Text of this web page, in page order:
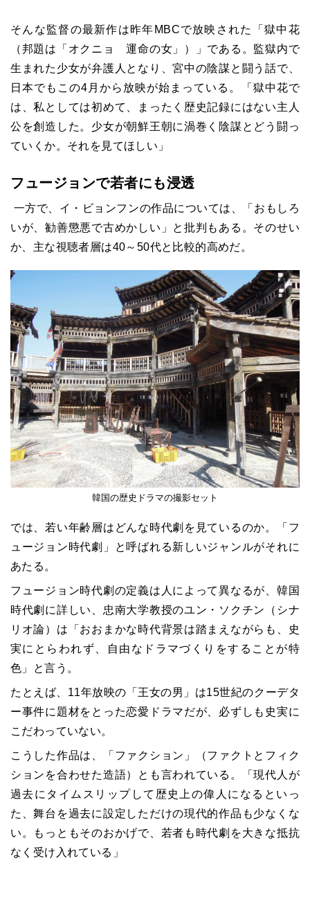
そんな監督の最新作は昨年 MBCで放映された「獄中花
（邦題は「オクニョ 運命の女」）」である。監獄内で
生まれた少女が弁護人となり、宮中の陰謀と闘う話で、
日本でもこの4 月から放映が始まっている。「獄中花で
は、私としては初めて、まったく歴史記録にはない主人
公を創造した。少女が朝鮮王朝に渦巻く陰謀とどう闘っ
ていくか。それを見てほしい」
フュージョンで若者にも浸透
一方で、イ・ビョンフンの作品については、「おもしろ
いが、勧善懲悪で古めかしい」と批判もある。そのせい
か、主な視聴者層は40～ 50代と比較的高めだ。
韓国の歴史ドラマの撮影セット
では、若い年齢層はどんな時代劇を見ているのか。「フ
ュージョン時代劇」と呼ばれる新しいジャンルがそれに
あたる。
フュージョン時代劇の定義は人によって異なるが、韓国
時代劇に詳しい、忠南大学教授のユン・ソクチン（シナ
リオ論）は「おおまかな時代背景は踏まえながらも、史
実にとらわれず、自由なドラマづくりをすることが特
色」と言う。
たとえば、 11年放映の「王女の男」は15世紀のクーデタ
ー事件に題材をとった恋愛ドラマだが、必ずしも史実に
こだわっていない。
こうした作品は、「ファクション」（ファクトとフィク
ションを合わせた造語）とも言われている。「現代人が
過去にタイムスリップして歴史上の偉人になるといっ
た、舞台を過去に設定しただけの現代的作品も少なくな
い。もっともそのおかげで、若者も時代劇を大きな抵抗
なく受け入れている」